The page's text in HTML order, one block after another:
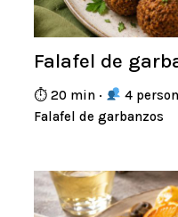
Falafel de
⏱ 20 min · 4
Falafel de garbanzos